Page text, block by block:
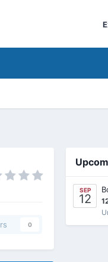
0
SEP
12